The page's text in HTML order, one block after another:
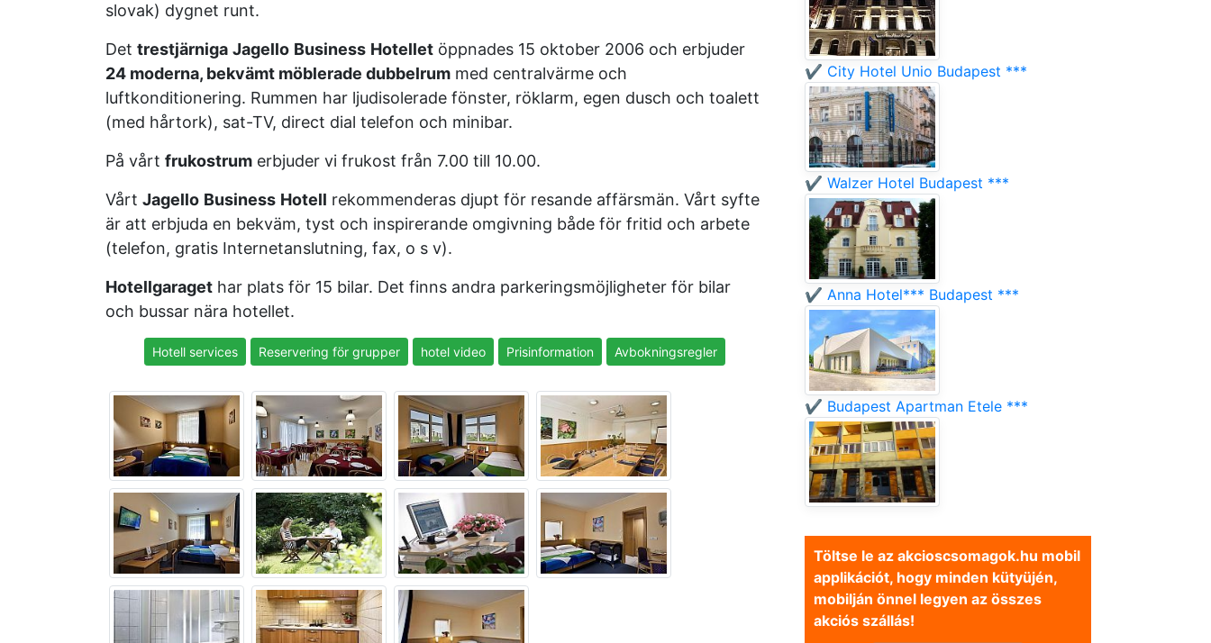
slovak) dygnet runt.
Det trestjärniga Jagello Business Hotellet öppnades 15 oktober 2006 och erbjuder
24 moderna, bekvämt möblerade dubbelrum med centralvärme och
luftkonditionering. Rummen har ljudisolerade fönster, röklarm, egen dusch och toalett
(med hårtork), sat-TV, direct dial telefon och minibar.
På vårt frukostrum erbjuder vi frukost från 7.00 till 10.00.
Vårt Jagello Business Hotell rekommenderas djupt för resande affärsmän. Vårt syfte
är att erbjuda en bekväm, tyst och inspirerande omgivning både för fritid och arbete
(telefon, gratis Internetanslutning, fax, o s v).
Hotellgaraget har plats för 15 bilar. Det finns andra parkeringsmöjligheter för bilar
och bussar nära hotellet.
Hotell services Reservering för grupper hotel video Prisinformation Avbokningsregler
✔️ City Hotel Unio Budapest ***
✔️ Walzer Hotel Budapest ***
✔️ Anna Hotel*** Budapest ***
✔️ Budapest Apartman Etele ***
Töltse le az akcioscsomagok.hu mobil
applikációt, hogy minden kütyüjén,
mobilján önnel legyen az összes
akciós szállás!